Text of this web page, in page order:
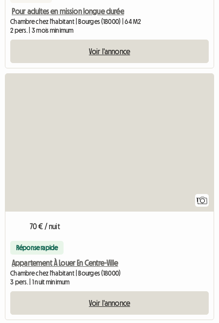
Pour adultes en mission longue durée
Chambre chez l'habitant | Bourges (18000) | 64 M2
2 pers. | 3 mois minimum
Voir l'annonce
1
70 € / nuit
Réponse rapide
Appartement À Louer En Centre-Ville
Chambre chez l'habitant | Bourges (18000)
3 pers. | 1 nuit minimum
Voir l'annonce